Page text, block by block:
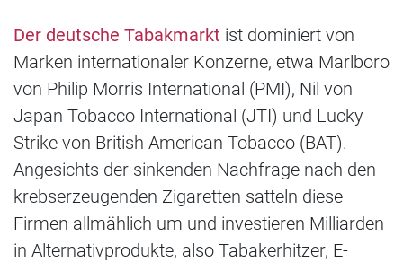
Der deutsche Tabakmarkt ist dominiert von
Marken internationaler Konzerne, etwa Marlboro
von Philip Morris International (PMI), Nil von
Japan Tobacco International (JTI) und Lucky
Strike von British American Tobacco (BAT).
Angesichts der sinkenden Nachfrage nach den
krebserzeugenden Zigaretten satteln diese
Firmen allmählich um und investieren Milliarden
in Alternativprodukte, also Tabakerhitzer, E-